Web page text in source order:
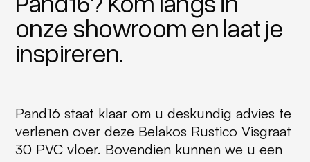
onze showroom en laat je
inspireren.
Pand16 staat klaar om u deskundig advies te
verlenen over deze Belakos Rustico Visgraat
30 PVC vloer. Bovendien kunnen we u een